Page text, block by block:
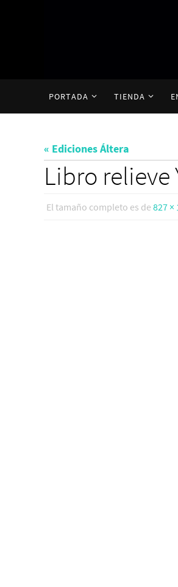
contenido
PORTADA TIENDA
« Ediciones Áltera
Libro
El tamaño completo es de 827 ×